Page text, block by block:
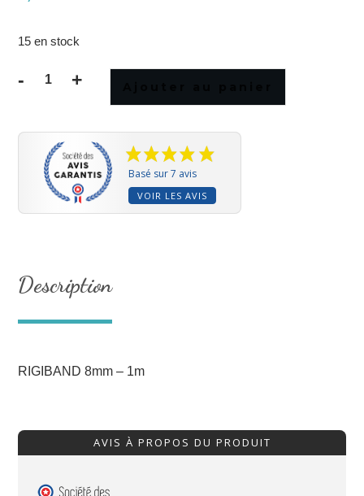
15 en stock
-quantité
+
Basé sur 7 avis
VOIR LES AVIS
Description
RIGIBAND 8mm – 1m
AVIS À PROPOS DU PRODUIT